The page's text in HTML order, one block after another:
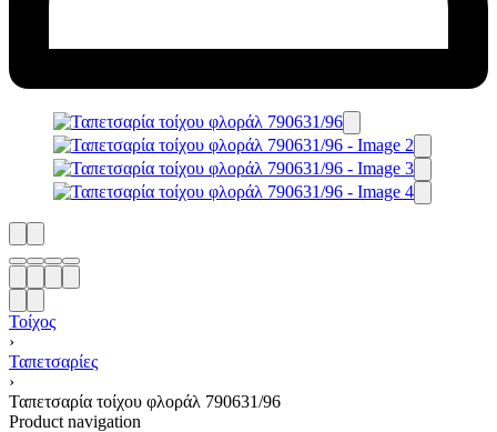
Τοίχος
›
Ταπετσαρίες
›
Ταπετσαρία τοίχου φλοράλ 790631/96
Product navigation